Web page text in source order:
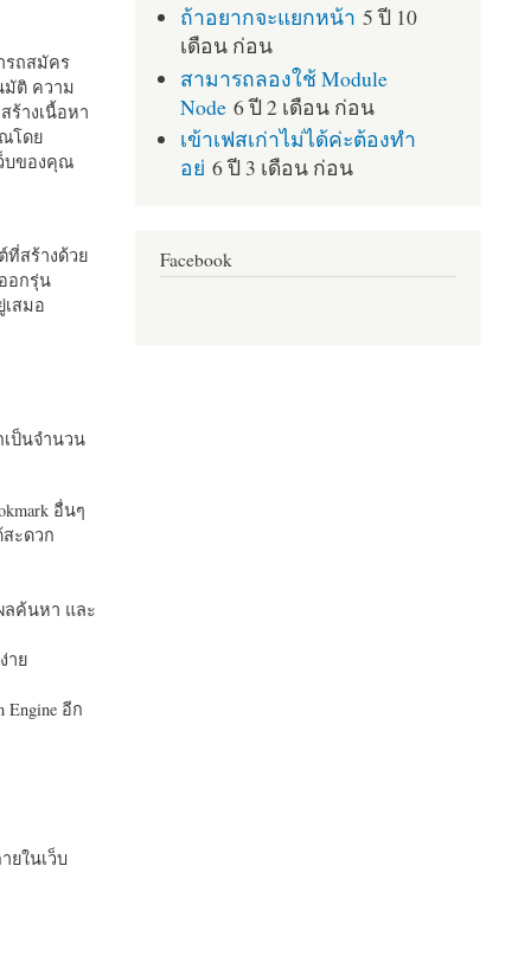
รถสมัคร
มัติ ความ
ร้างเนื้อหา
ณโดย
บของคุณ
ที่สร้างด้วย
อกรุ่น
สมอ
ป็นจำนวน
อื่นๆ
สะดวก
ลค้นหา และ
าย
อีก
ยในเว็บ
ถ้าอยากจะแยกหน้า 5 ปี 10
เดือน ก่อน
สามารถลองใช้ Module
Node 6 ปี 2 เดือน ก่อน
เข้าเฟสเก่าไม่ได้ค่ะต้องทำ
อย่ 6 ปี 3 เดือน ก่อน
Facebook